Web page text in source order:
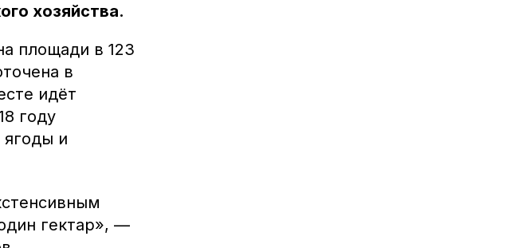
хозяйства.
площади в 123
в
идёт
году
ягоды и
гектар», —